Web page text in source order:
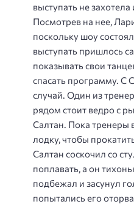
выступать не
Посмотрев на нее,
поскольку шоу
выступать пришлось
показывать свои
спасать программу. С
случай. Один из
рядом стоит ведро с
Салтан. Пока тренеры
лодку, чтобы
Салтан соскочил со
поплавать, а он
подбежал и засунул
попытались его